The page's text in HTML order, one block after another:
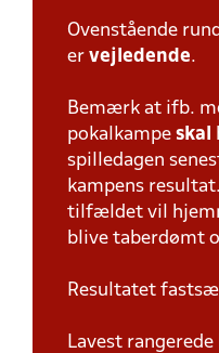
Ovenstående
er vejledende.
Bemærk at ifb.
pokalkampe skal
spilledagen
kampens
tilfældet vil
blive taberdømt
Resultatet
Lavest